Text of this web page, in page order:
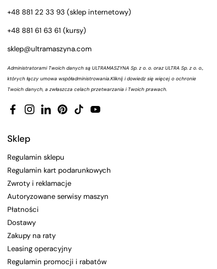
+48 881 22 33 93 (sklep internetowy)
+48 881 61 63 61 (kursy)
sklep@ultramaszyna.com
Administratorami Twoich danych są ULTRAMASZYNA Sp. z o. o. oraz ULTRA Sp. z o. o.,
których łączy umowa współadministrowania.Kliknij i dowiedz się więcej o ochronie
Twoich danych, a zwłaszcza celach przetwarzania i Twoich prawach.
FacebookInstagram
LinkedInPinterest
TikTokYouTube
Sklep
Regulamin sklepu
Regulamin kart podarunkowych
Zwroty i reklamacje
Autoryzowane serwisy maszyn
Płatności
Dostawy
Zakupy na raty
Leasing operacyjny
Regulamin promocji i rabatów